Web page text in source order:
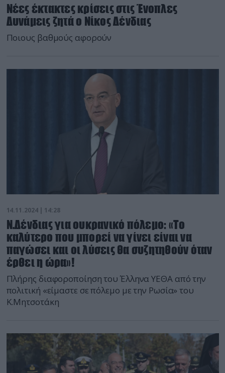
Νέες έκτακτες κρίσεις στις Ένοπλες
Δυνάμεις ζητά ο Νίκος Δένδιας
Ποιους βαθμούς αφορούν
14.11.2024 | 14:28
Ν.Δένδιας για ουκρανικό πόλεμο: «Το
καλύτερο που μπορεί να γίνει είναι να
παγώσει και οι λύσεις θα συζητηθούν όταν
έρθει η ώρα»!
Πλήρης διαφοροποίηση του Έλληνα ΥΕΘΑ από την
πολιτική «είμαστε σε πόλεμο με την Ρωσία» του
Κ.Μητσοτάκη